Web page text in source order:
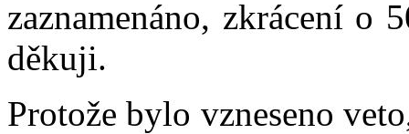
zaznamenáno, zkrácení o
děkuji.
Protože bylo vzneseno